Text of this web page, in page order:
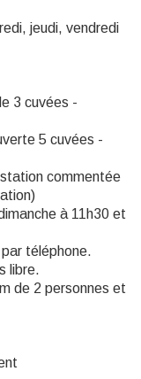
jeudi, vendredi
3 cuvées -
5 cuvées -
commentée
à 11h30 et
téléphone.
libre.
de 2 personnes et